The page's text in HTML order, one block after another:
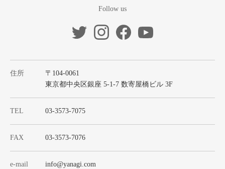
Follow us
住所
〒104-0061
東京都中央区銀座 5-1-7 数寄屋橋ビル 3F
TEL 03-3573-7075
FAX 03-3573-7076
e-mail info@yanagi.com